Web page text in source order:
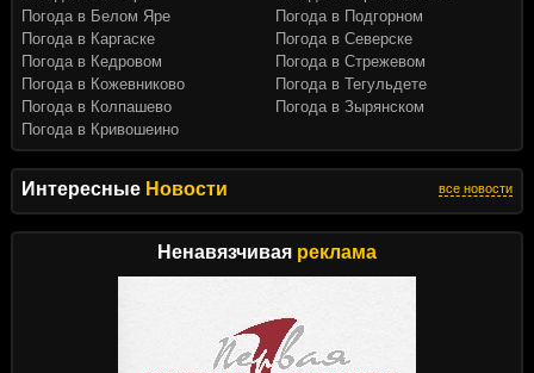
Интересные Новости все новости
Ненавязчивая реклама
Погода в Белом Яре
Погода в Каргаске
Погода в Кедровом
Погода в Кожевниково
Погода в Колпашево
Погода в Кривошеино
Погода в Подгорном
Погода в Северске
Погода в Стрежевом
Погода в Тегульдете
Погода в Зырянском